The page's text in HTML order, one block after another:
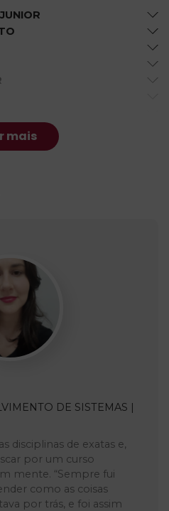
mais
DE SISTEMAS |
disciplinas de exatas e,
por um curso
mente. “Sempre fui
como as coisas
por trás, e foi assim